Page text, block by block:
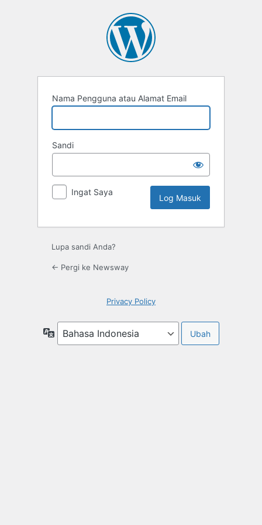
Nama Pengguna atau Alamat Email
Sandi
Ingat Saya
Lupa sandi Anda?
← Pergi ke Newsway
Privacy Policy
Bahasa